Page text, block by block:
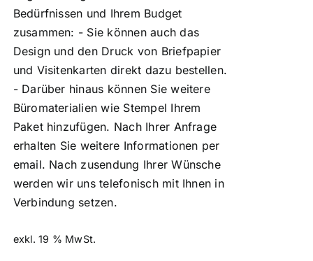
Bedürfnissen und Ihrem Budget
zusammen: - Sie können auch das
Design und den Druck von Briefpapier
und Visitenkarten direkt dazu bestellen.
- Darüber hinaus können Sie weitere
Büromaterialien wie Stempel Ihrem
Paket hinzufügen. Nach Ihrer Anfrage
erhalten Sie weitere Informationen per
email. Nach zusendung Ihrer Wünsche
werden wir uns telefonisch mit Ihnen in
Verbindung setzen.
exkl. 19 % MwSt.